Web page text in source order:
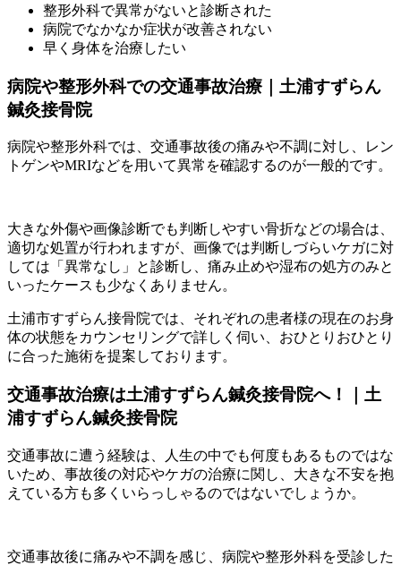
整形外科で異常がないと診断された
病院でなかなか症状が改善されない
早く身体を治療したい
病院や整形外科での交通事故治療｜土浦すずらん
鍼灸接骨院
病院や整形外科では、交通事故後の痛みや不調に対し、レン
トゲンやMRIなどを用いて異常を確認するのが一般的です。
大きな外傷や画像診断でも判断しやすい骨折などの場合は、
適切な処置が行われますが、画像では判断しづらいケガに対
しては「異常なし」と診断し、痛み止めや湿布の処方のみと
いったケースも少なくありません。
土浦市すずらん接骨院では、それぞれの患者様の現在のお身
体の状態をカウンセリングで詳しく伺い、おひとりおひとり
に合った施術を提案しております。
交通事故治療は土浦すずらん鍼灸接骨院へ！｜土
浦すずらん鍼灸接骨院
交通事故に遭う経験は、人生の中でも何度もあるものではな
いため、事故後の対応やケガの治療に関し、大きな不安を抱
えている方も多くいらっしゃるのではないでしょうか。
交通事故後に痛みや不調を感じ、病院や整形外科を受診した